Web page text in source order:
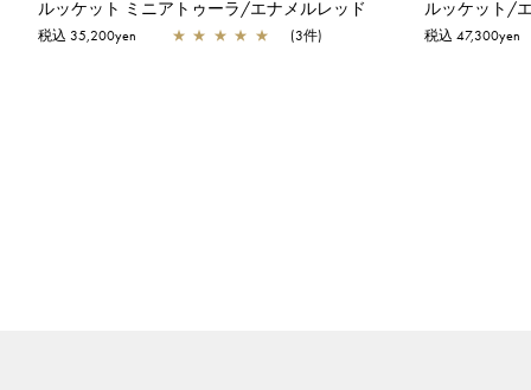
ルッケット ミニアトゥーラ/エナメルレッド
税込 35,200yen ★ ★ ★ ★ ★ (3件)
ルッケット/
税込 47,300yen